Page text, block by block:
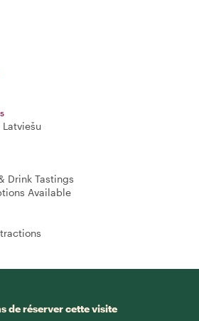
Latviešu
Drink Tastings
Available
de réserver cette visite